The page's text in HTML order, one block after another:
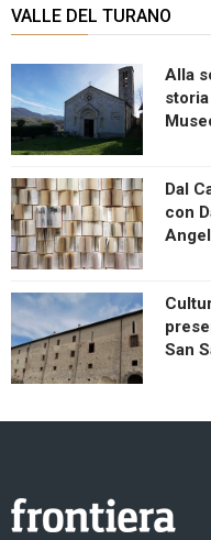
VALLE DEL TURANO
Alla
Dal
con
San